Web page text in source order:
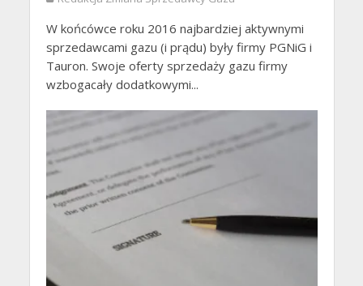
W końcówce roku 2016 najbardziej aktywnymi
sprzedawcami gazu (i prądu) były firmy PGNiG i
Tauron. Swoje oferty sprzedaży gazu firmy
wzbogacały dodatkowymi...